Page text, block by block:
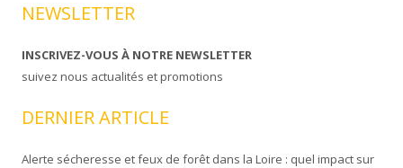
NEWSLETTER
INSCRIVEZ-VOUS À NOTRE NEWSLETTER
suivez nous actualités et promotions
DERNIER ARTICLE
Alerte sécheresse et feux de forêt dans la Loire : quel impact sur